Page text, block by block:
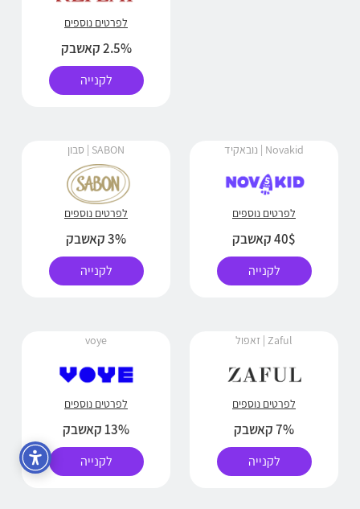
לפרטים נוספים
2.5% קאשבק
לקנייה
Novakid | נובאקיד
לפרטים נוספים
40$ קאשבק
לקנייה
SABON | סבון
לפרטים נוספים
3% קאשבק
לקנייה
Zaful | זאפול
לפרטים נוספים
7% קאשבק
לקנייה
voye
לפרטים נוספים
13% קאשבק
לקנייה